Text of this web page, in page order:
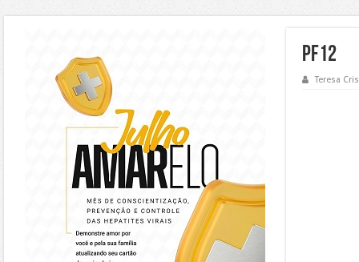
pf12
Teresa